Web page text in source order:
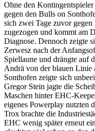
Ohne den
gegen den Bulls on
sich zwei Tage zuvor
zugezogen und kommt am
Diagnose. Dennoch zeigte
Zerwesz nach der
Spiellaune und drängte auf
Andrä von der blauen Linie
Sonthofen zeigte sich
Gregor Stein jagte die
Maschen hinter EHC-
eigenes Powerplay nutzten
Trox brachte die
EHC wenig später erneut